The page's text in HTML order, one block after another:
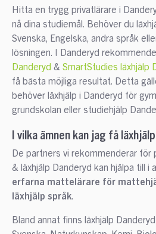
Hitta en trygg privatlärare i
nå dina studiemål. Behöver du
Svenska, Engelska, andra språk
lösningen. I Danderyd
Danderyd & SmartStudies läxhjälp
få bästa möjliga resultat. Detta
behöver läxhjälp i Danderyd för
grundskolan eller studiehjälp
I vilka ämnen kan jag få
De partners vi rekommenderar för
& läxhjälp Danderyd kan hjälpa till i
erfarna mattelärare för
läxhjälp språk.
Bland annat finns läxhjälp